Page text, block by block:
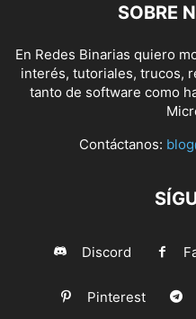
SOBRE
En Redes Binarias quiero
interés, tutoriales, trucos,
tanto de software como
Contáctanos:
Discord
Pinterest